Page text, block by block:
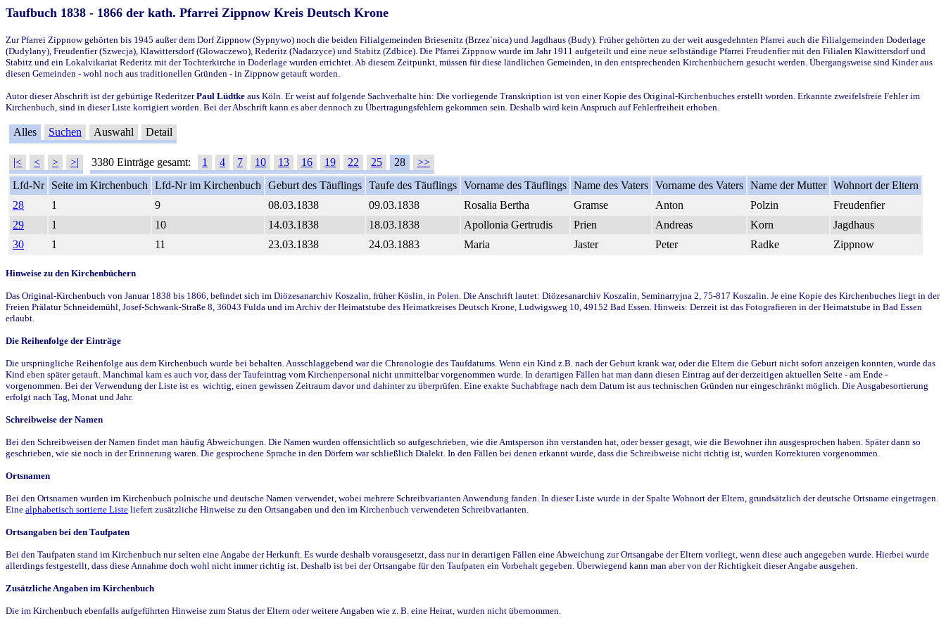
Taufbuch 1838 - 1866 der kath. Pfarrei Zippnow Kreis Deutsch Krone
Zur Pfarrei Zippnow gehörten bis 1945 außer dem Dorf Zippnow (Sypnywo) noch die beiden Filialgemeinden Briesenitz (Brzez`nica) und Jagdhaus (Budy). Früher gehörten zu der weit ausgedehnten Pfarrei auch die Filialgemeinden Doderlage
(Dudylany), Freudenfier (Szwecja), Klawittersdorf (Glowaczewo), Rederitz (Nadarzyce) und Stabitz (Zdbice). Die Pfarrei Zippnow wurde im Jahr 1911 aufgeteilt und eine neue selbständige Pfarrei Freudenfier mit den Filialen Klawittersdorf und
Stabitz und ein Lokalvikariat Rederitz mit der Tochterkirche in Doderlage wurden errichtet. Ab diesem Zeitpunkt, müssen für diese ländlichen Gemeinden, in den entsprechenden Kirchenbüchern gesucht werden. Übergangsweise sind Kinder aus
diesen Gemeinden - wohl noch aus traditionellen Gründen - in Zippnow getauft worden.
Autor dieser Abschrift ist der gebürtige RederitzerPaul Lüdtke aus Köln. Er weist auf folgende Sachverhalte hin: Die vorliegende Transkription ist von einer Kopie des Original-Kirchenbuches erstellt worden. Erkannte zweifelsfreie Fehler im
Kirchenbuch, sind in dieser Liste korrigiert worden. Bei der Abschrift kann es aber dennoch zu Übertragungsfehlern gekommen sein. Deshalb wird kein Anspruch auf Fehlerfreiheit erhoben.
Alles Suchen Auswahl Detail
|< < > >| 3380 Einträge gesamt: 1 4 7 10 13 16 19 22 25 28
>>
Lfd-Nr
Seite im Kirchenbuch Lfd-Nr im Kirchenbuch Geburt des Täuflings Taufe des Täuflings Vorname des Täuflings Name des Vaters Vorname des Vaters Name der Mutter Wohnort der Eltern
28
1 9 08.03.1838 09.03.1838 Rosalia Bertha Gramse Anton Polzin
Freudenfier
29
1 10 14.03.1838 18.03.1838 Apollonia Gertrudis Prien Andreas Korn
Jagdhaus
30
1 11 23.03.1838 24.03.1883 Maria Jaster Peter Radke Zippnow
Hinweise zu den Kirchenbüchern
Das Original-Kirchenbuch von Januar 1838 bis 1866, befindet sich im Diözesanarchiv Koszalin, früher Köslin, in Polen. Die Anschrift lautet: Diözesanarchiv Koszalin, Seminarryjna 2, 75-817 Koszalin. Je eine Kopie des Kirchenbuches liegt in der
Freien Prälatur Schneidemühl, Josef-Schwank-Straße 8, 36043 Fulda und im Archiv der Heimatstube des Heimatkreises Deutsch Krone, Ludwigsweg 10, 49152 Bad Essen. Hinweis: Derzeit ist das Fotografieren in der Heimatstube in Bad Essen
erlaubt.
Die Reihenfolge der Einträge
Die ursprüngliche Reihenfolge aus dem Kirchenbuch wurde bei behalten. Ausschlaggebend war die Chronologie des Taufdatums. Wenn ein Kind z.B. nach der Geburt krank war, oder die Eltern die Geburt nicht sofort anzeigen konnten, wurde das
Kind eben später getauft. Manchmal kam es auch vor, dass der Taufeintrag vom Kirchenpersonal nicht unmittelbar vorgenommen wurde. In derartigen Fällen hat man dann diesen Eintrag auf der derzeitigen aktuellen Seite - am Ende -
vorgenommen. Bei der Verwendung der Liste ist es wichtig, einen gewissen Zeitraum davor und dahinter zu überprüfen. Eine exakte Suchabfrage nach dem Datum ist aus technischen Gründen nur eingeschränkt möglich. Die Ausgabesortierung
erfolgt nach Tag, Monat und Jahr.
Schreibweise der Namen
Bei den Schreibweisen der Namen findet man häufig Abweichungen. Die Namen wurden offensichtlich so aufgeschrieben, wie die Amtsperson ihn verstanden hat, oder besser gesagt, wie die Bewohner ihn ausgesprochen haben. Später dann so
geschrieben, wie sie noch in der Erinnerung waren. Die gesprochene Sprache in den Dörfern war schließlich Dialekt. In den Fällen bei denen erkannt wurde, dass die Schreibweise nicht richtig ist, wurden Korrekturen vorgenommen.
Ortsnamen
Bei den Ortsnamen wurden im Kirchenbuch polnische und deutsche Namen verwendet, wobei mehrere Schreibvarianten Anwendung fanden. In dieser Liste wurde in der Spalte Wohnort der Eltern, grundsätzlich der deutsche Ortsname eingetragen.
Eine alphabetisch sortierte Liste liefert zusätzliche Hinweise zu den Ortsangaben und den im Kirchenbuch verwendeten Schreibvarianten.
Ortsangaben bei den Taufpaten
Bei den Taufpaten stand im Kirchenbuch nur selten eine Angabe der Herkunft. Es wurde deshalb vorausgesetzt, dass nur in derartigen Fällen eine Abweichung zur Ortsangabe der Eltern vorliegt, wenn diese auch angegeben wurde. Hierbei wurde
allerdings festgestellt, dass diese Annahme doch wohl nicht immer richtig ist. Deshalb ist bei der Ortsangabe für den Taufpaten ein Vorbehalt gegeben. Überwiegend kann man aber von der Richtigkeit dieser Angabe ausgehen.
Zusätzliche Angaben im Kirchenbuch
Die im Kirchenbuch ebenfalls aufgeführten Hinweise zum Status der Eltern oder weitere Angaben wie z. B. eine Heirat, wurden nicht übernommen.